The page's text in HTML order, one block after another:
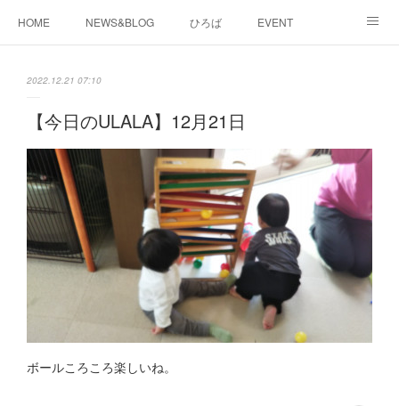
HOME NEWS&BLOG ひろば EVENT
2022.12.21 07:10
【今日のULALA】12月21日
ボールころころ楽しいね。